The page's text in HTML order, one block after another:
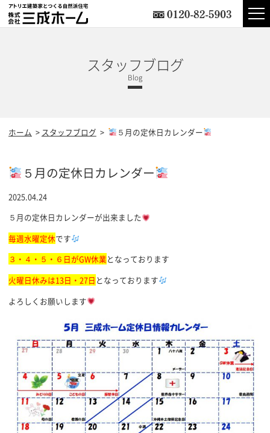
スタッフブログ
ホーム スタッフブログ ５月の定休日カレンダー
５月の定休日カレンダー
2025.04.24
５月の定休日カレンダーが出来ました
毎週水曜定休です
３・４・５・６日がGW休業となっております
火曜日休みは13日・27日 となっております
よろしくお願いします